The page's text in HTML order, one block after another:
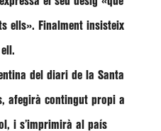
ells». Finalment insisteix
del diari de la Santa
afegirà contingut propi a
i s’imprimirà al país